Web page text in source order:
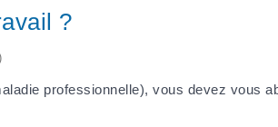
?
professionnelle), vous devez vous